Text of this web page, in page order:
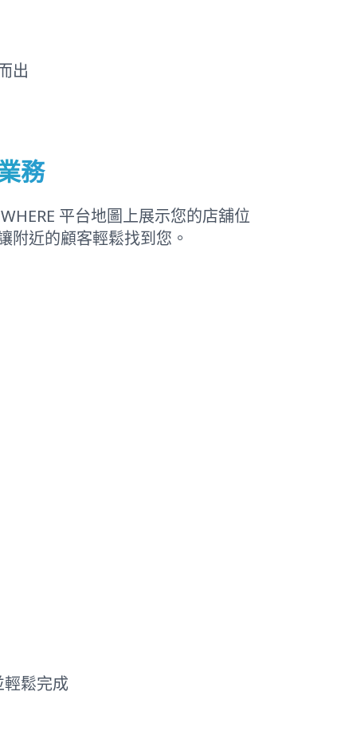
出
務
平台地圖上展示您的店舖位
附近的顧客輕鬆找到您。
鬆完成